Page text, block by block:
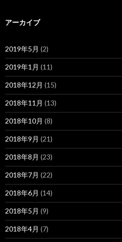
アーカイブ
2019年5月 (2)
2019年1月 (11)
2018年12月 (15)
2018年11月 (13)
2018年10月 (8)
2018年9月 (21)
2018年8月 (23)
2018年7月 (22)
2018年6月 (14)
2018年5月 (9)
2018年4月 (7)